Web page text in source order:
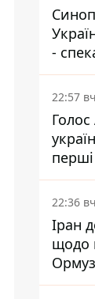
-
22:57
22:36
Іран
щодо